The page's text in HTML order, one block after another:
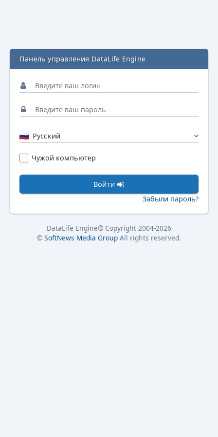
Панель управления DataLife Engine
Русский
Чужой компьютер
Войти
Забыли пароль?
DataLife Engine® Copyright 2004-2026
© SoftNews Media Group All rights reserved.